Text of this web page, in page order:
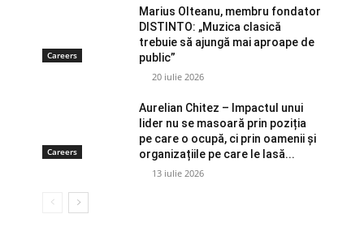
Careers
Marius Olteanu, membru fondator
DISTINTO: „Muzica clasică
trebuie să ajungă mai aproape de
public”
20 iulie 2026
Careers
Aurelian Chitez – Impactul unui
lider nu se masoară prin poziția
pe care o ocupă, ci prin oamenii și
organizațiile pe care le lasă...
13 iulie 2026